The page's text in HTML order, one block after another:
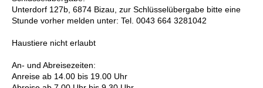
Unterdorf 127b, 6874 Bizau, zur Schlüsselübergabe bitte eine
Stunde vorher melden unter: Tel. 0043 664 3281042
Haustiere nicht erlaubt
An- und Abreisezeiten:
Anreise ab 14.00 bis 19.00 Uhr